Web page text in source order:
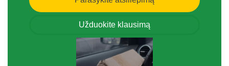
Užduokite klausimą